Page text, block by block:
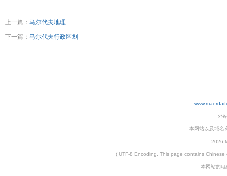
上一篇： 马尔代夫地理
下一篇： 马尔代夫行政区划
外
本网站以及域名
2026-
( UTF-8 Encoding. This page contains Chinese
本网站的